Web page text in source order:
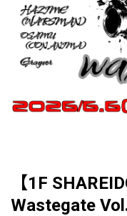
【1F
Wastegate